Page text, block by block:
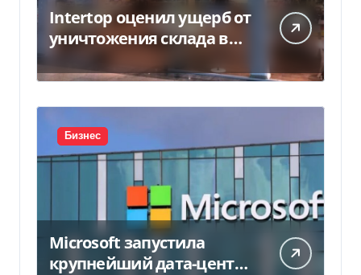
Intertop оценил ущерб от
уничтожения склада в
450 млн грн
Бизнес
Microsoft запустила
крупнейший дата-центр